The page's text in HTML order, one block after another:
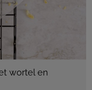
wortel en